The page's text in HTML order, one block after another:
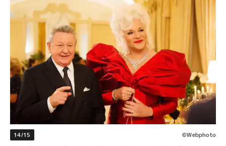
14/15 ©Webphoto